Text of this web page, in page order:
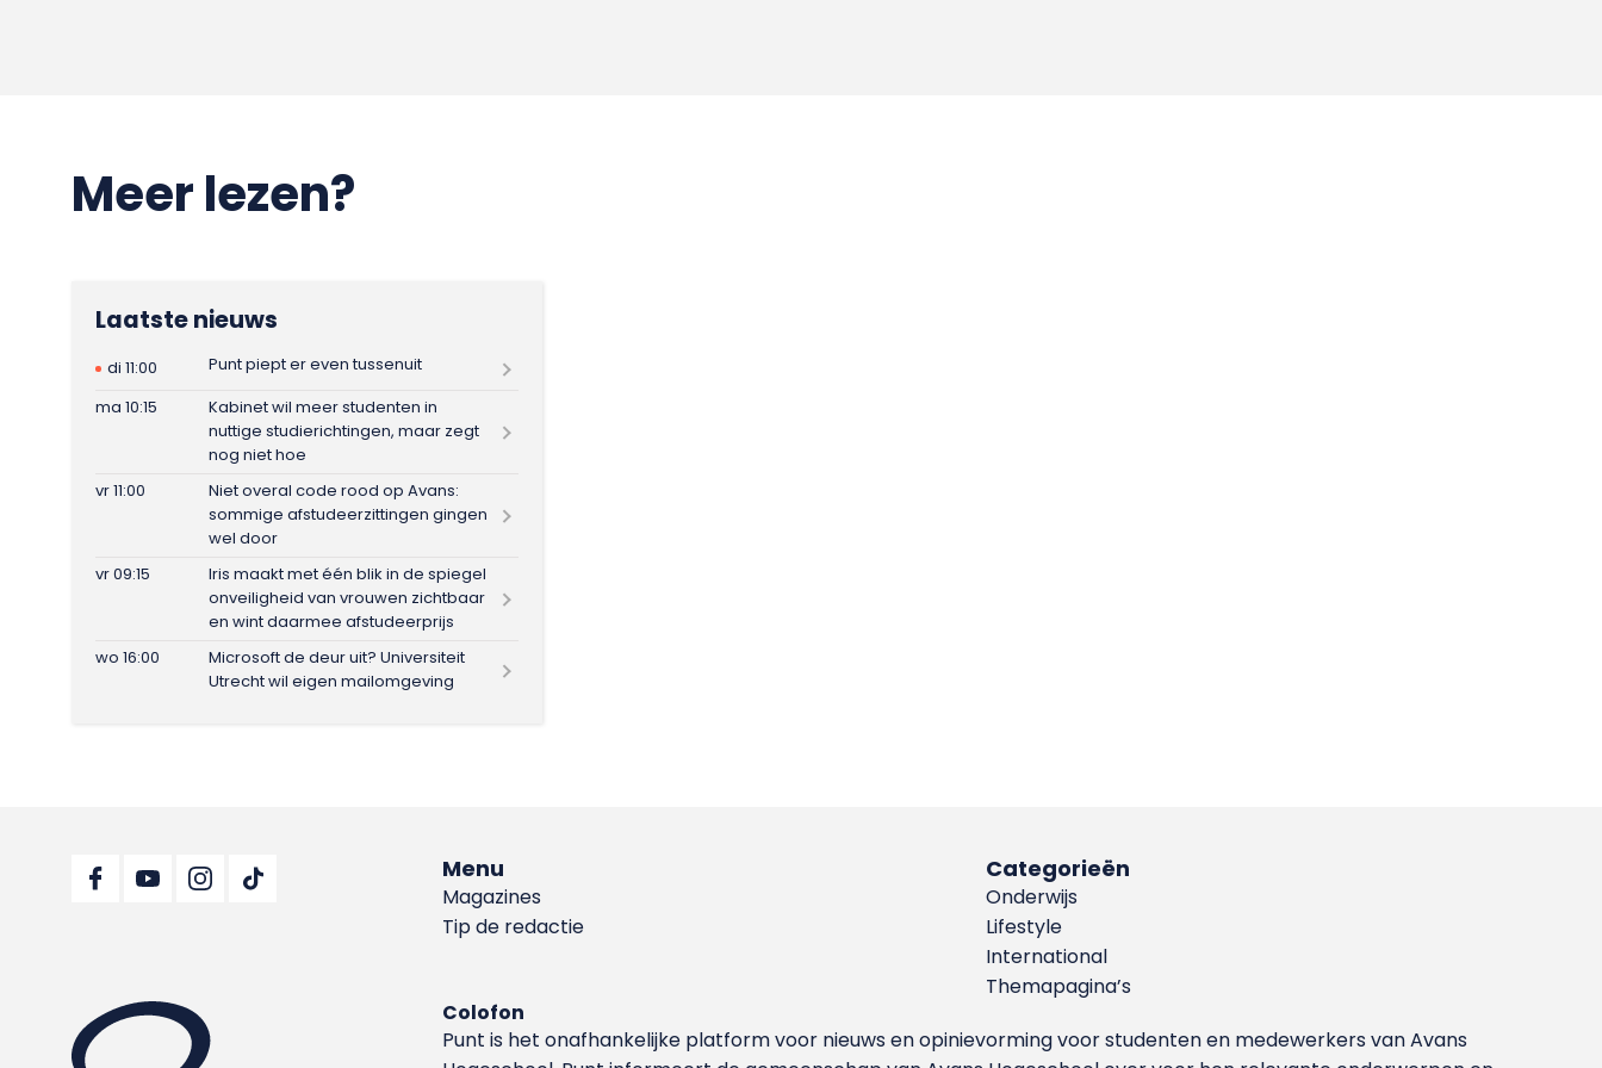
Meer lezen?
Laatste nieuws
di 11:00
Punt piept er even tussenuit
ma 10:15
Kabinet wil meer studenten in
nuttige studierichtingen, maar zegt
nog niet hoe
vr 11:00
Niet overal code rood op Avans:
sommige afstudeerzittingen gingen
wel door
vr 09:15
Iris maakt met één blik in de spiegel
onveiligheid van vrouwen zichtbaar
en wint daarmee afstudeerprijs
wo 16:00
Microsoft de deur uit? Universiteit
Utrecht wil eigen mailomgeving
Menu
Magazines
Tip de redactie
Categorieën
Onderwijs
Lifestyle
International
Themapagina’s
Colofon
Punt is het onafhankelijke platform voor nieuws en opinievorming voor studenten en medewerkers van Avans